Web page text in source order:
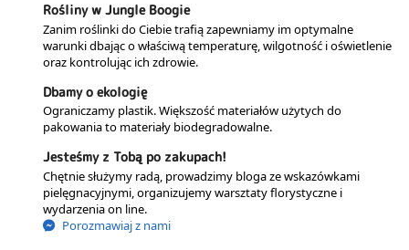
Rośliny w Jungle Boogie
Zanim roślinki do Ciebie trafią zapewniamy im optymalne
warunki dbając o właściwą temperaturę, wilgotność i oświetlenie
oraz kontrolując ich zdrowie.
Dbamy o ekologię
Ograniczamy plastik. Większość materiałów użytych do
pakowania to materiały biodegradowalne.
Jesteśmy z Tobą po zakupach!
Chętnie służymy radą, prowadzimy bloga ze wskazówkami
pielęgnacyjnymi, organizujemy warsztaty florystyczne i
wydarzenia on line.
Porozmawiaj z nami